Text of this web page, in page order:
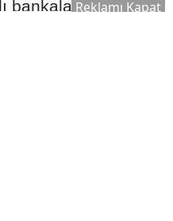
bankalarınReklamı Kapat